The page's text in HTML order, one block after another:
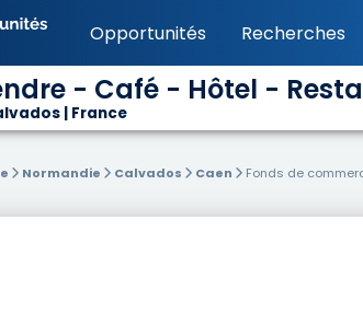
Opportunités Recherches
- Café - Hôtel -
| France
Normandie Calvados Caen
Fonds de